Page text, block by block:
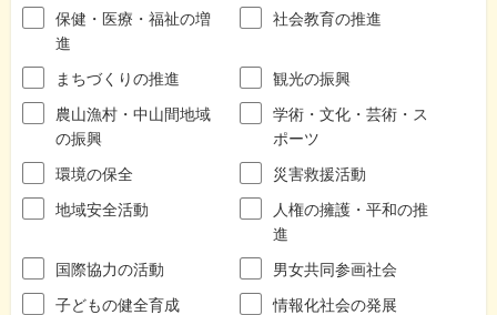
保健・医療・福祉の増
進
社会教育の推進
まちづくりの推進
観光の振興
農山漁村・中山間地域
の振興
学術・文化・芸術・ス
ポーツ
環境の保全
災害救援活動
地域安全活動
人権の擁護・平和の推
進
国際協力の活動
男女共同参画社会
子どもの健全育成
情報化社会の発展